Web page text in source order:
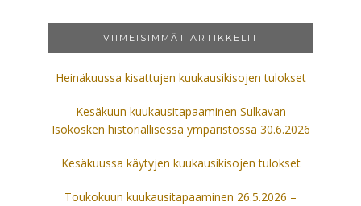
VIIMEISIMMÄT ARTIKKELIT
Heinäkuussa kisattujen kuukausikisojen tulokset
Kesäkuun kuukausitapaaminen Sulkavan
Isokosken historiallisessa ympäristössä 30.6.2026
Kesäkuussa käytyjen kuukausikisojen tulokset
Toukokuun kuukausitapaaminen 26.5.2026 –